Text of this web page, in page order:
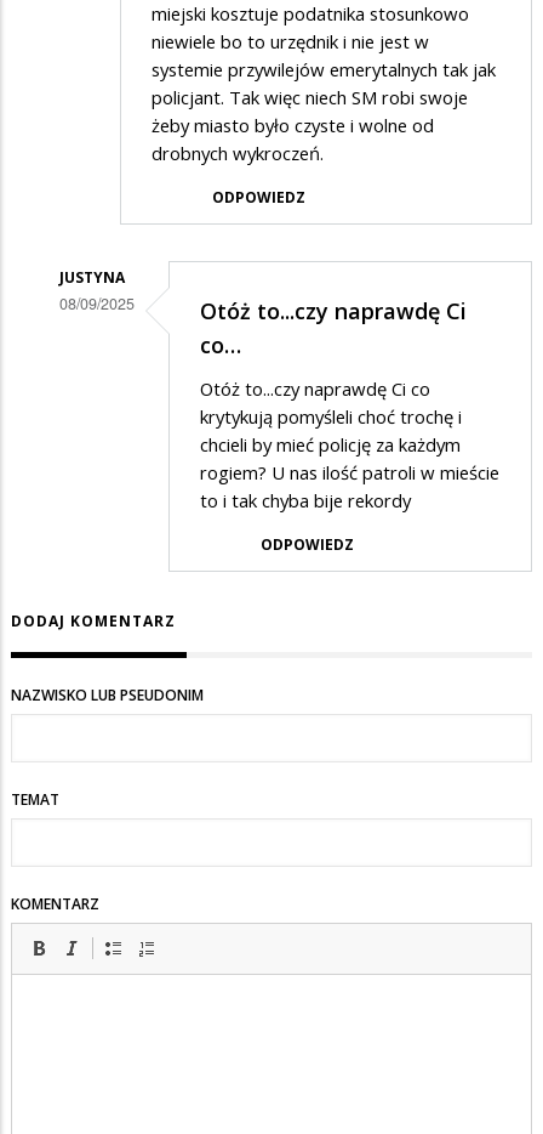
miejski kosztuje podatnika stosunkowo
niewiele bo to urzędnik i nie jest w
systemie przywilejów emerytalnych tak jak
policjant. Tak więc niech SM robi swoje
żeby miasto było czyste i wolne od
drobnych wykroczeń.
ODPOWIEDZ
JUSTYNA
08/09/2025
piswyborca
Otóż to...czy naprawdę Ci
co…
Otóż to...czy naprawdę Ci co
krytykują pomyśleli choć trochę i
chcieli by mieć policję za każdym
rogiem? U nas ilość patroli w mieście
to i tak chyba bije rekordy
ODPOWIEDZ
DODAJ KOMENTARZ
NAZWISKO LUB PSEUDONIM
TEMAT
KOMENTARZ